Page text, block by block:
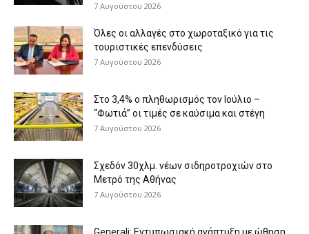
7 Αυγούστου 2026
Όλες οι αλλαγές στο χωροταξικό για τις
τουριστικές επενδύσεις
7 Αυγούστου 2026
Στο 3,4% ο πληθωρισμός τον Ιούλιο –
“Φωτιά” οι τιμές σε καύσιμα και στέγη
7 Αυγούστου 2026
Σχεδόν 30χλμ. νέων σιδηροτροχιών στο
Μετρό της Αθήνας
7 Αυγούστου 2026
Generali: Eντυπωσιακή ανάπτυξη με ώθηση